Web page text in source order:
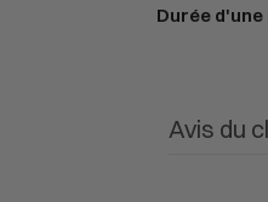
Durée
Avis du